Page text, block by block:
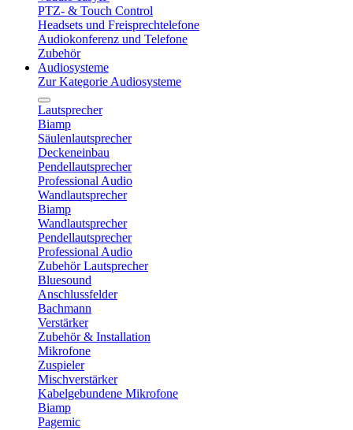
PTZ- & Touch Control
Headsets und Freisprechtelefone
Audiokonferenz und Telefone
Zubehör
Audiosysteme
Zur Kategorie Audiosysteme
Lautsprecher
Biamp
Säulenlautsprecher
Deckeneinbau
Pendellautsprecher
Professional Audio
Wandlautsprecher
Biamp
Wandlautsprecher
Pendellautsprecher
Professional Audio
Zubehör Lautsprecher
Bluesound
Anschlussfelder
Bachmann
Verstärker
Zubehör & Installation
Mikrofone
Zuspieler
Mischverstärker
Kabelgebundene Mikrofone
Biamp
Pagemic